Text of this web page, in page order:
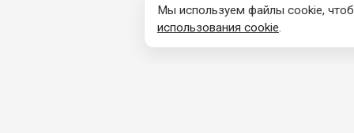
Мы используем файлы cookie,
использования cookie.